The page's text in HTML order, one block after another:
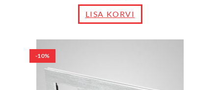
LISA KORVI
-10%